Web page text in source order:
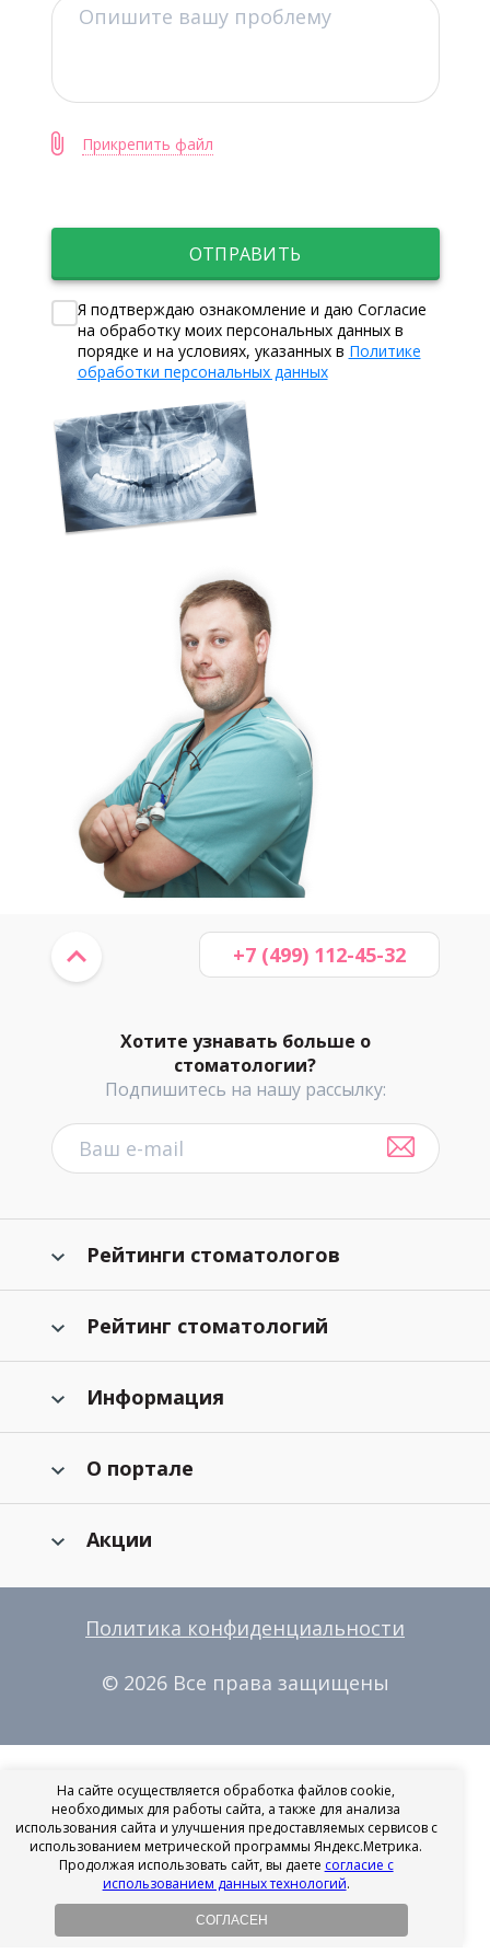
Прикрепить файл
ОТПРАВИТЬ
Я подтверждаю ознакомление и даю Согласие
на обработку моих персональных данных в
порядке и на условиях, указанных в Политике
обработки персональных данных
Хотите узнавать больше о
стоматологии?
Подпишитесь на нашу рассылку:
+7 (499) 112-45-32
Рейтинги стоматологов
Рейтинг стоматологий
Информация
О портале
Акции
Политика конфиденциальности
© 2026 Все права защищены
На сайте осуществляется обработка файлов cookie,
необходимых для работы сайта, а также для анализа
использования сайта и улучшения предоставляемых сервисов с
использованием метрической программы Яндекс.Метрика.
Продолжая использовать сайт, вы даете согласие с
использованием данных технологий.
СОГЛАСЕН